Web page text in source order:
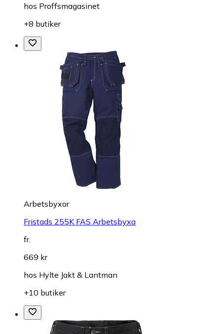
hos Proffsmagasinet
+8 butiker
Arbetsbyxor
Fristads 255K FAS Arbetsbyxa
fr.
669 kr
hos Hylte Jakt & Lantman
+10 butiker